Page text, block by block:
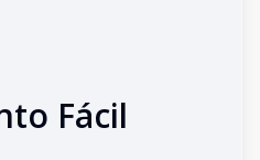
Fácil